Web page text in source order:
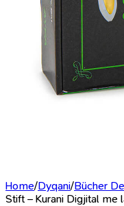
Home/Dyqani/Bücher
Stift – Kurani Digjital me